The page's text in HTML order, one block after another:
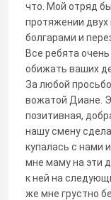
что. Мой отряд
протяжении
болгарами и
Все ребята
обижать ваших
За любой
вожатой Диане.
позитивная,
нашу смену
купалась с нами
мне маму на эти
к ней на
же мне грустно